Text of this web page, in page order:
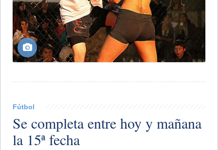
Fútbol
Se completa entre hoy y mañana
la 15ª fecha